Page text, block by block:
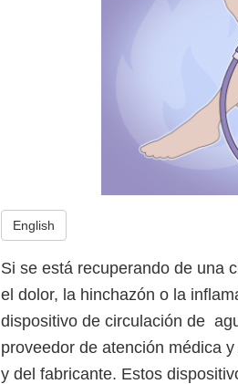
English
Si se está recuperando de una
el dolor, la hinchazón o la
dispositivo de circulación de
proveedor de atención médica
y del fabricante. Estos